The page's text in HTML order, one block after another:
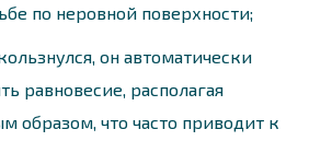
по неровной поверхности;
он автоматически
равновесие, располагая
образом, что часто приводит к